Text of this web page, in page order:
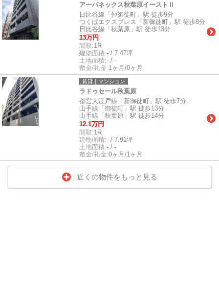
アーバネックス秋葉原イーストⅡ
日比谷線「仲御徒町」駅 徒歩9分
つくばエクスプレス「新御徒町」駅 徒歩8分
日比谷線「秋葉原」駅 徒歩13分
13万円
間取:1R
建物面積:- / 7.47坪
土地面積:- / -
敷金/礼金:1ヶ月/0ヶ月
賃貸｜マンション
ラドゥセール秋葉原
都営大江戸線「新御徒町」駅 徒歩7分
山手線「御徒町」駅 徒歩13分
山手線「秋葉原」駅 徒歩14分
12.1万円
間取:1R
建物面積:- / 7.91坪
土地面積:- / -
敷金/礼金:0ヶ月/1ヶ月
近くの物件をもっと見る